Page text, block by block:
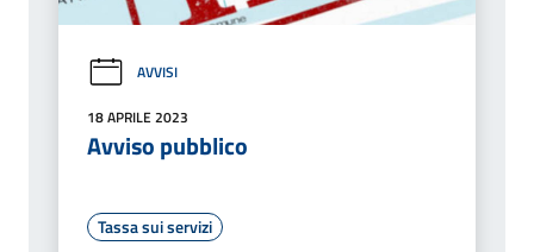
AVVISI
18 APRILE 2023
Avviso pubblico
Tassa sui servizi